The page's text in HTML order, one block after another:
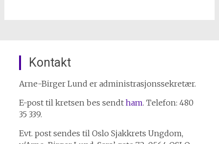
Kontakt
Arne-Birger Lund er administrasjonssekretær.
E-post til kretsen bes sendt ham. Telefon: 480
35 339.
Evt. post sendes til Oslo Sjakkrets Ungdom,